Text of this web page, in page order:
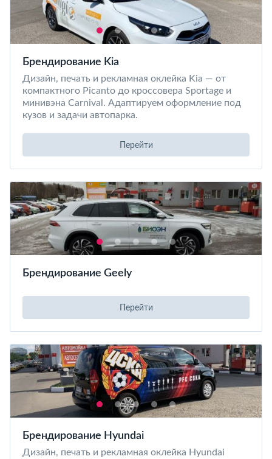
Брендирование Kia
Дизайн, печать и рекламная оклейка Kia — от
компактного Picanto до кроссовера Sportage и
минивэна Carnival. Адаптируем оформление под
кузов и задачи автопарка.
Перейти
Брендирование Geely
Перейти
Брендирование Hyundai
Дизайн, печать и рекламная оклейка Hyundai